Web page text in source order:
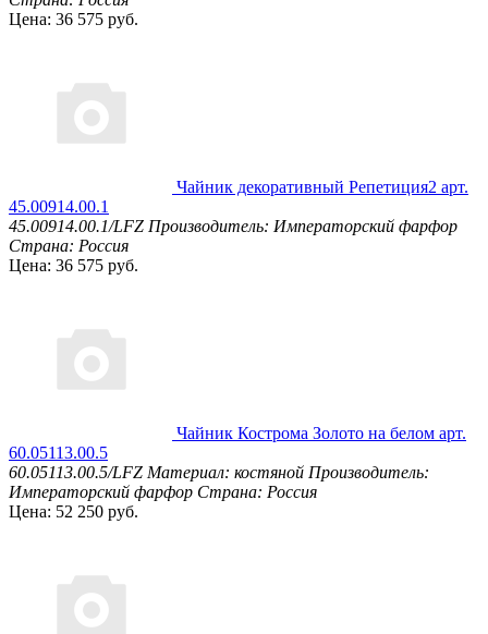
Цена: 36 575 руб.
Чайник декоративный Репетиция2 арт.
45.00914.00.1
45.00914.00.1/LFZ Производитель: Императорский фарфор
Страна: Россия
Цена: 36 575 руб.
Чайник Кострома Золото на белом арт.
60.05113.00.5
60.05113.00.5/LFZ Материал: костяной Производитель:
Императорский фарфор Страна: Россия
Цена: 52 250 руб.